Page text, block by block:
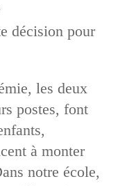
décision pour
les deux
postes, font
à monter
notre école,